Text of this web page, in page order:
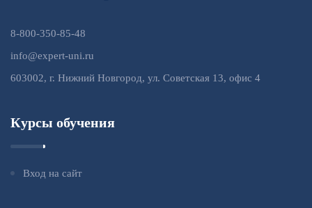
8-800-350-85-48
info@expert-uni.ru
603002, г. Нижний Новгород, ул. Советская 13, офис 4
Курсы обучения
Вход на сайт